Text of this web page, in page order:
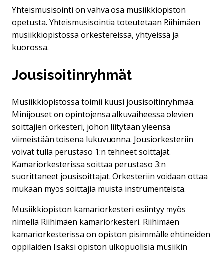
Yhteismusisointi on vahva osa musiikkiopiston
opetusta. Yhteismusisointia toteutetaan Riihimäen
musiikkiopistossa orkestereissa, yhtyeissä ja
kuorossa.
Jousisoitinryhmät
Musiikkiopistossa toimii kuusi jousisoitinryhmää.
Minijouset on opintojensa alkuvaiheessa olevien
soittajien orkesteri, johon liitytään yleensä
viimeistään toisena lukuvuonna. Jousiorkesteriin
voivat tulla perustaso 1:n tehneet soittajat.
Kamariorkesterissa soittaa perustaso 3:n
suorittaneet jousisoittajat. Orkesteriin voidaan ottaa
mukaan myös soittajia muista instrumenteista.
Musiikkiopiston kamariorkesteri esiintyy myös
nimellä Riihimäen kamariorkesteri. Riihimäen
kamariorkesterissa on opiston pisimmälle ehtineiden
oppilaiden lisäksi opiston ulkopuolisia musiikin